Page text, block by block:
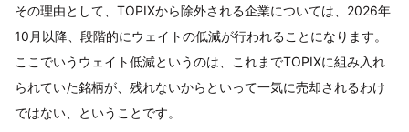
その理由として、TOPIXから除外される企業については、2026年
10月以降、段階的にウェイトの低減が行われることになります。
ここでいうウェイト低減というのは、これまでTOPIXに組み入れ
られていた銘柄が、残れないからといって一気に売却されるわけ
ではない、ということです。